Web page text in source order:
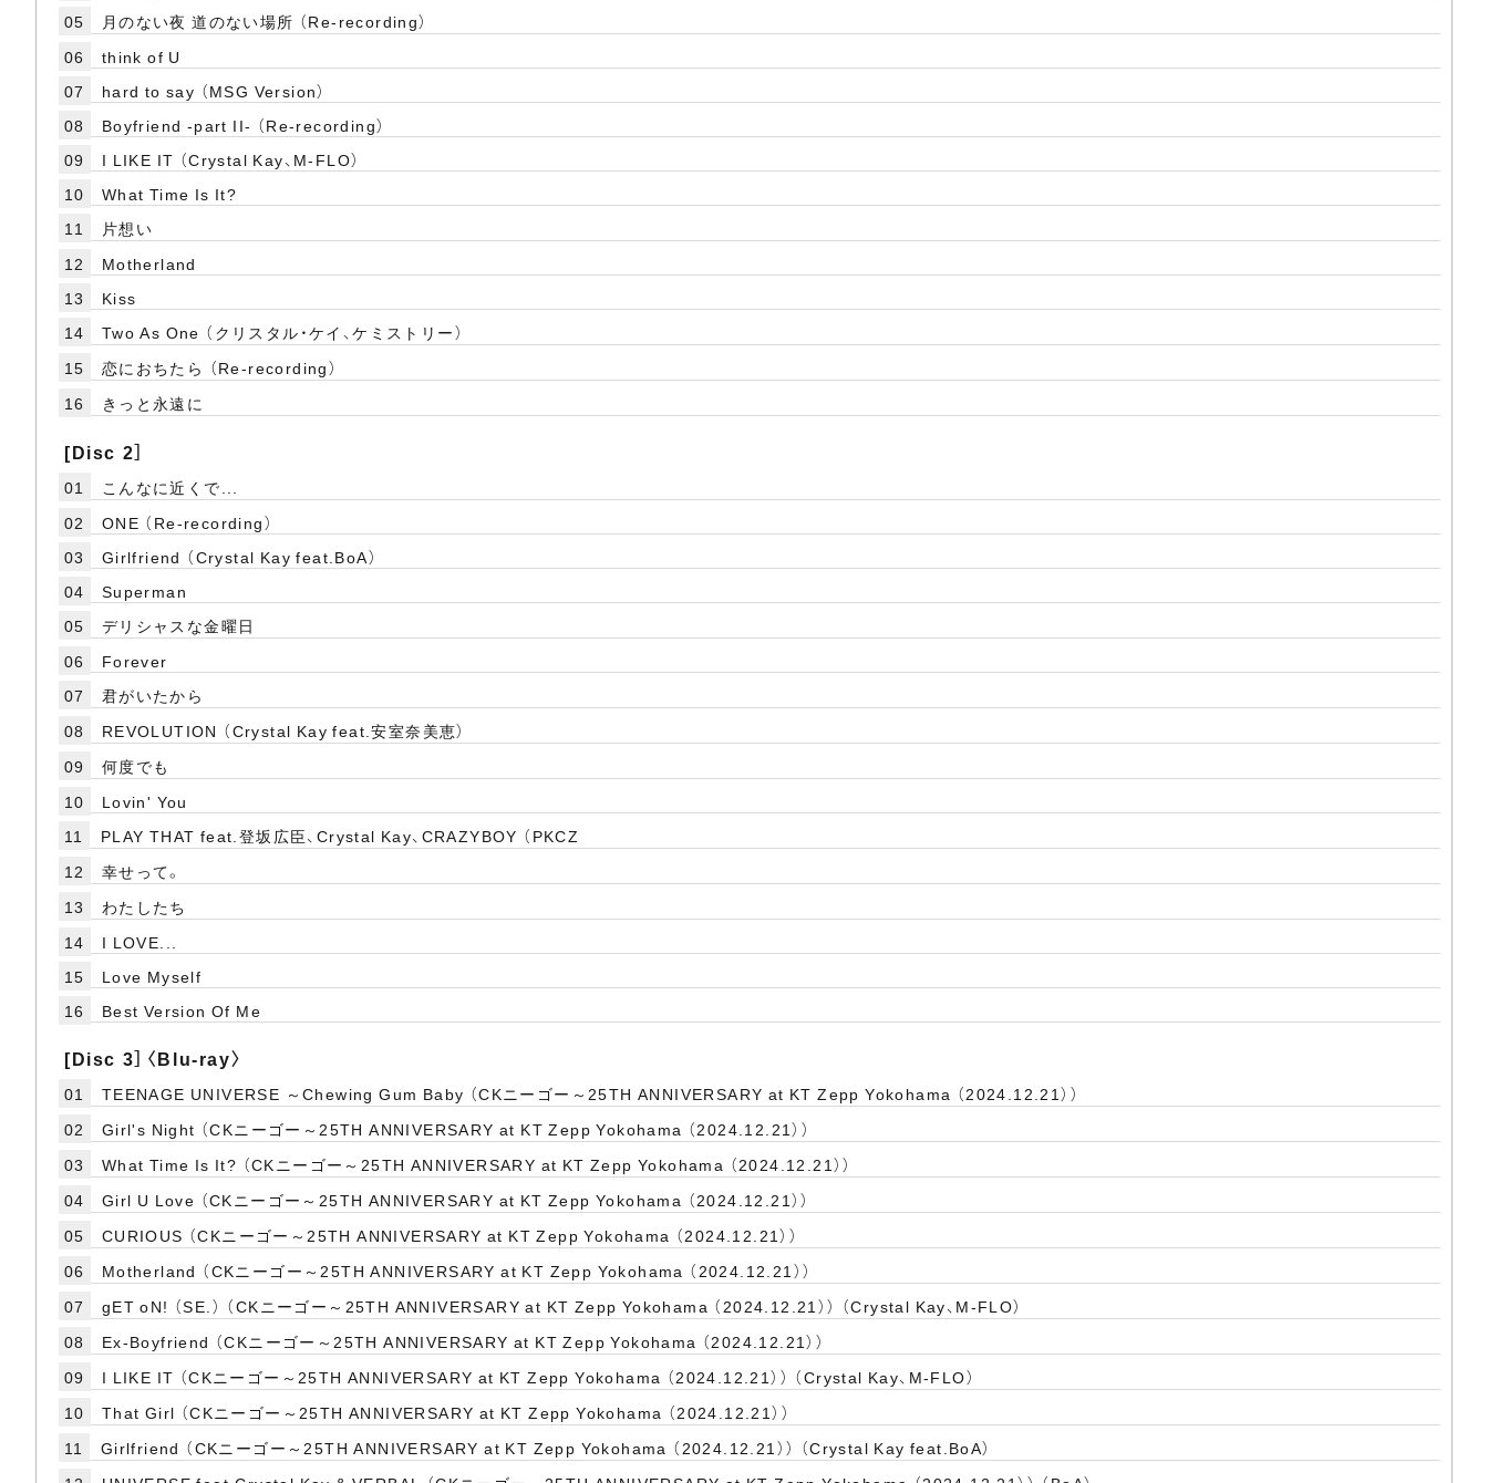
05
月のない夜 道のない場所 （Re-recording）
06
think of U
07
hard to say （MSG Version）
08
Boyfriend -part II- （Re-recording）
09
I LIKE IT （Crystal Kay、M-FLO）
10
What Time Is It?
11
片想い
12
Motherland
13
Kiss
14
Two As One （クリスタル・ケイ、ケミストリー）
15
恋におちたら （Re-recording）
16
きっと永遠に
[Disc 2］
01
こんなに近くで...
02
ONE （Re-recording）
03
Girlfriend （Crystal Kay feat.BoA）
04
Superman
05
デリシャスな金曜日
06
Forever
07
君がいたから
08
REVOLUTION （Crystal Kay feat.安室奈美恵）
09
何度でも
10
Lovin' You
11
PLAY THAT feat.登坂広臣、Crystal Kay、CRAZYBOY （PKCZ
12
幸せって。
13
わたしたち
14
I LOVE...
15
Love Myself
16
Best Version Of Me
[Disc 3］〈Blu-ray〉
01
TEENAGE UNIVERSE ～Chewing Gum Baby （CKニーゴー～25TH ANNIVERSARY at KT Zepp Yokohama （2024.12.21））
02
Girl's Night （CKニーゴー～25TH ANNIVERSARY at KT Zepp Yokohama （2024.12.21））
03
What Time Is It? （CKニーゴー～25TH ANNIVERSARY at KT Zepp Yokohama （2024.12.21））
04
Girl U Love （CKニーゴー～25TH ANNIVERSARY at KT Zepp Yokohama （2024.12.21））
05
CURIOUS （CKニーゴー～25TH ANNIVERSARY at KT Zepp Yokohama （2024.12.21））
06
Motherland （CKニーゴー～25TH ANNIVERSARY at KT Zepp Yokohama （2024.12.21））
07
gET oN! （SE.） （CKニーゴー～25TH ANNIVERSARY at KT Zepp Yokohama （2024.12.21）） （Crystal Kay、M-FLO）
08
Ex-Boyfriend （CKニーゴー～25TH ANNIVERSARY at KT Zepp Yokohama （2024.12.21））
09
I LIKE IT （CKニーゴー～25TH ANNIVERSARY at KT Zepp Yokohama （2024.12.21）） （Crystal Kay、M-FLO）
10
That Girl （CKニーゴー～25TH ANNIVERSARY at KT Zepp Yokohama （2024.12.21））
11
Girlfriend （CKニーゴー～25TH ANNIVERSARY at KT Zepp Yokohama （2024.12.21）） （Crystal Kay feat.BoA）